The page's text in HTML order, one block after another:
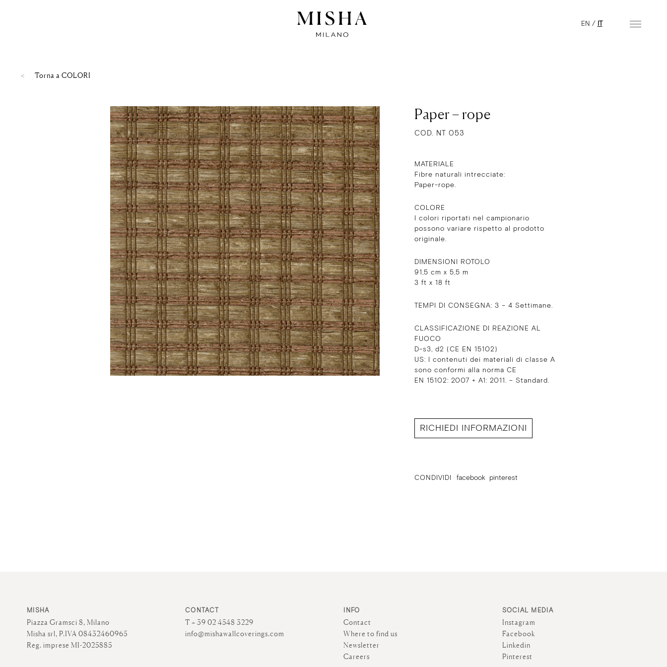
EN / IT
Torna a COLORI
Paper – rope
COD. NT 053
MATERIALE
Fibre naturali intrecciate:
Paper-rope.
COLORE
I colori riportati nel campionario
possono variare rispetto al prodotto
originale.
DIMENSIONI ROTOLO
91,5 cm x 5,5 m
3 ft x 18 ft
TEMPI DI CONSEGNA: 3 – 4 Settimane.
CLASSIFICAZIONE DI REAZIONE AL
FUOCO
D-s3, d2 (CE EN 15102)
US: I contenuti dei materiali di classe A
sono conformi alla norma CE
EN 15102: 2007 + A1: 2011. – Standard.
RICHIEDI INFORMAZIONI
CONDIVIDI facebook pinterest
MISHA
Piazza Gramsci 8, Milano
Misha srl, P.IVA 08432460965
Reg. imprese MI-2025885
CONTACT
T + 39 02 4548 3229
info@mishawallcoverings.com
INFO
Contact
Where to find us
Newsletter
Careers
SOCIAL MEDIA
Instagram
Facebook
Linkedin
Pinterest